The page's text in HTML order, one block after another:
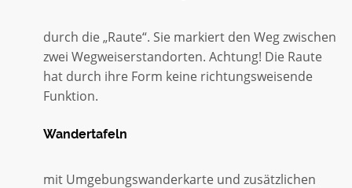
durch die „Raute“. Sie markiert den Weg zwischen
zwei Wegweiserstandorten. Achtung! Die Raute
hat durch ihre Form keine richtungsweisende
Funktion.
Wandertafeln
mit Umgebungswanderkarte und zusätzlichen